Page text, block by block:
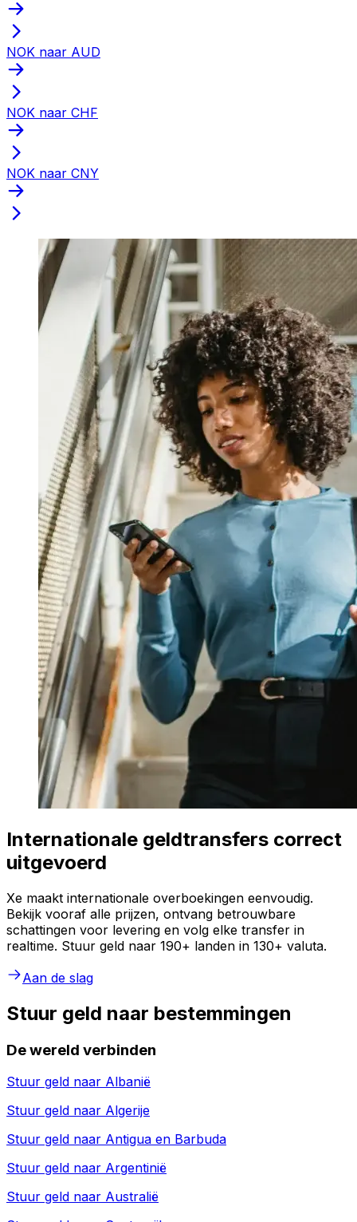
NOK naar AUD
NOK naar CHF
NOK naar CNY
Internationale geldtransfers correct
uitgevoerd
Xe maakt internationale overboekingen eenvoudig.
Bekijk vooraf alle prijzen, ontvang betrouwbare
schattingen voor levering en volg elke transfer in
realtime. Stuur geld naar 190+ landen in 130+ valuta.
Aan de slag
Stuur geld naar bestemmingen
De wereld verbinden
Stuur geld naar Albanië
Stuur geld naar Algerije
Stuur geld naar Antigua en Barbuda
Stuur geld naar Argentinië
Stuur geld naar Australië